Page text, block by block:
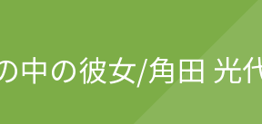
中の彼女/角田 光